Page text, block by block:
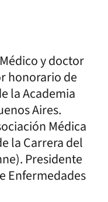
y doctor
honorario de
la Academia
Aires.
Médica
la Carrera del
Presidente
Enfermedades